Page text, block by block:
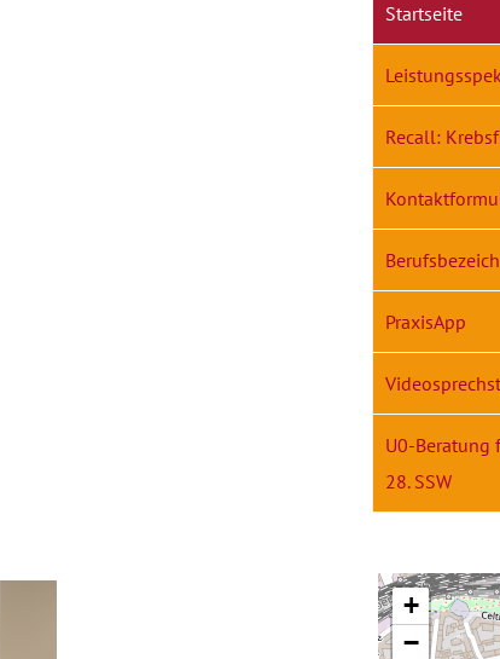
Startseite
Recall:
PraxisApp
U0-Beratung
28. SSW
+
−